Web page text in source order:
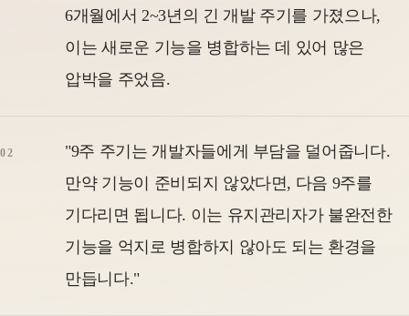
6개월에서 2~3년의 긴 개발 주기를 가졌으나,
이는 새로운 기능을 병합하는 데 있어 많은
압박을 주었음.
"9주 주기는 개발자들에게 부담을 덜어줍니다.
만약 기능이 준비되지 않았다면, 다음 9주를
기다리면 됩니다. 이는 유지관리자가 불완전한
기능을 억지로 병합하지 않아도 되는 환경을
만듭니다."